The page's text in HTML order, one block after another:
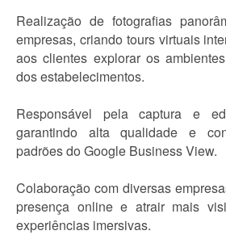
Realização de fotografias
empresas, criando tours virtuais
aos clientes explorar os
dos estabelecimentos.
Responsável pela captura e
garantindo alta qualidade e
padrões do Google Business View.
Colaboração com diversas
presença online e atrair mais
experiências imersivas.